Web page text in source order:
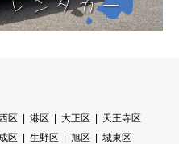
区 港区 大正区
天王寺区
区 生野区 旭区
城東区